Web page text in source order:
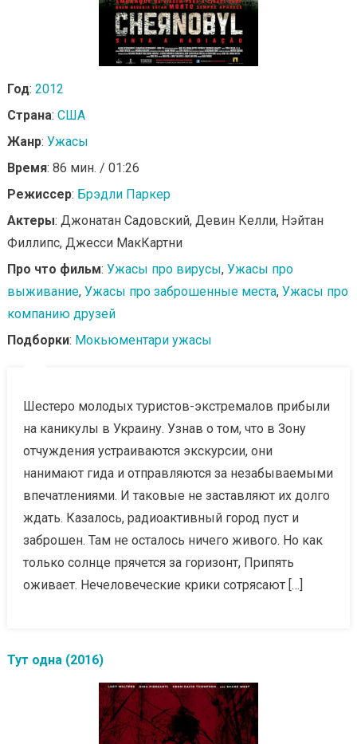
Год: 2012
Страна: США
Жанр: Ужасы
Время: 86 мин. / 01:26
Режиссер: Брэдли Паркер
Актеры: Джонатан Садовский, Девин Келли, Нэйтан
Филлипс, Джесси МакКартни
Про что фильм: Ужасы про вирусы, Ужасы про
выживание, Ужасы про заброшенные места, Ужасы про
компанию друзей
Подборки: Мокьюментари ужасы
Шестеро молодых туристов-экстремалов прибыли
на каникулы в Украину. Узнав о том, что в Зону
отчуждения устраиваются экскурсии, они
нанимают гида и отправляются за незабываемыми
впечатлениями. И таковые не заставляют их долго
ждать. Казалось, радиоактивный город пуст и
заброшен. Там не осталось ничего живого. Но как
только солнце прячется за горизонт, Припять
оживает. Нечеловеческие крики сотрясают […]
Тут одна (2016)